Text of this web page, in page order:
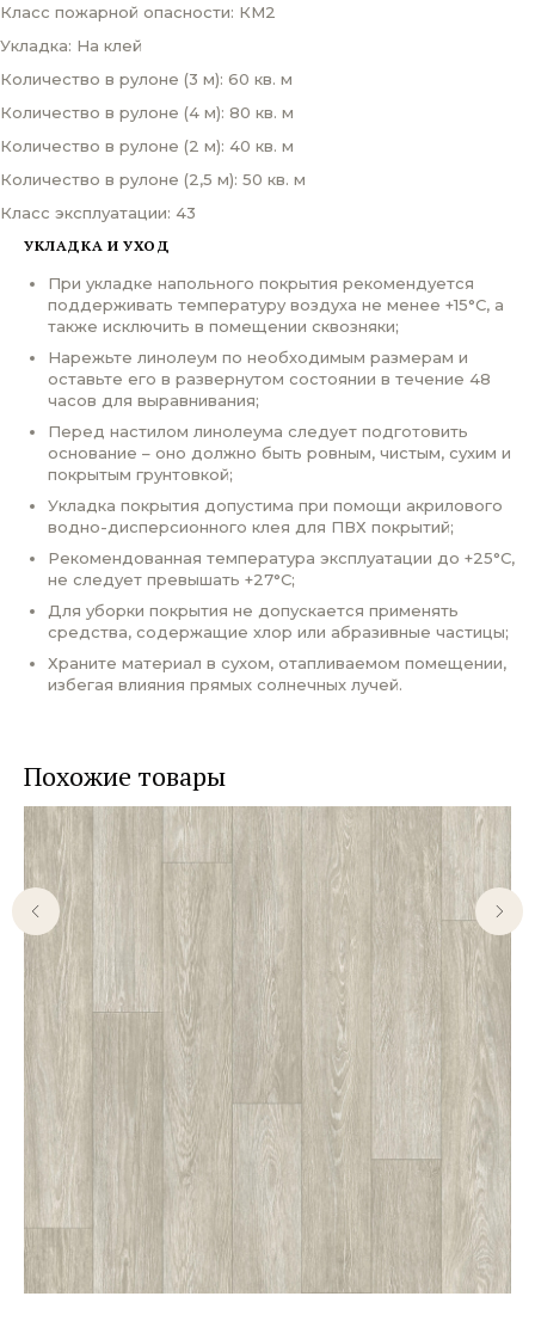
Класс пожарной опасности: КМ2
Укладка: На клей
Количество в рулоне (3 м): 60 кв. м
Количество в рулоне (4 м): 80 кв. м
Количество в рулоне (2 м): 40 кв. м
Количество в рулоне (2,5 м): 50 кв. м
Класс эксплуатации: 43
УКЛАДКА И УХОД
При укладке напольного покрытия рекомендуется
поддерживать температуру воздуха не менее +15°С, а
также исключить в помещении сквозняки;
Нарежьте линолеум по необходимым размерам и
оставьте его в развернутом состоянии в течение 48
часов для выравнивания;
Перед настилом линолеума следует подготовить
основание – оно должно быть ровным, чистым, сухим и
покрытым грунтовкой;
Укладка покрытия допустима при помощи акрилового
водно-дисперсионного клея для ПВХ покрытий;
Рекомендованная температура эксплуатации до +25°С,
не следует превышать +27°С;
Для уборки покрытия не допускается применять
средства, содержащие хлор или абразивные частицы;
Храните материал в сухом, отапливаемом помещении,
избегая влияния прямых солнечных лучей.
Похожие товары